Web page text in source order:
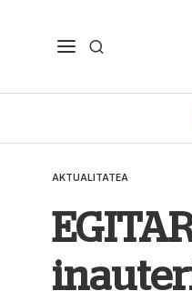
AKTUALITATEA